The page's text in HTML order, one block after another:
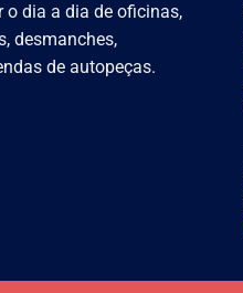
dia a dia de oficinas,
desmanches,
de autopeças.